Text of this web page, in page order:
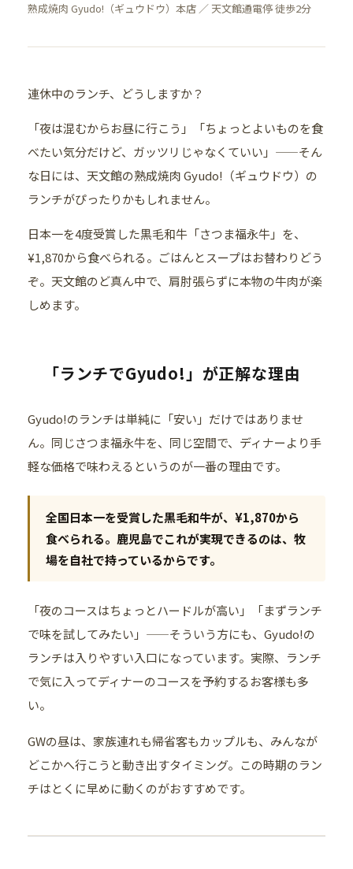
熟成焼肉 Gyudo!（ギュウドウ）本店 ／ 天文館通電停 徒歩2分
連休中のランチ、どうしますか？
「夜は混むからお昼に行こう」「ちょっとよいものを食
べたい気分だけど、ガッツリじゃなくていい」——そん
な日には、天文館の熟成焼肉 Gyudo!（ギュウドウ）の
ランチがぴったりかもしれません。
日本一を4度受賞した黒毛和牛「さつま福永牛」を、
¥1,870から食べられる。ごはんとスープはお替わりどう
ぞ。天文館のど真ん中で、肩肘張らずに本物の牛肉が楽
しめます。
「ランチでGyudo!」が正解な理由
Gyudo!のランチは単純に「安い」だけではありませ
ん。同じさつま福永牛を、同じ空間で、ディナーより手
軽な価格で味わえるというのが一番の理由です。
全国日本一を受賞した黒毛和牛が、¥1,870から
食べられる。鹿児島でこれが実現できるのは、牧
場を自社で持っているからです。
「夜のコースはちょっとハードルが高い」「まずランチ
で味を試してみたい」——そういう方にも、Gyudo!の
ランチは入りやすい入口になっています。実際、ランチ
で気に入ってディナーのコースを予約するお客様も多
い。
GWの昼は、家族連れも帰省客もカップルも、みんなが
どこかへ行こうと動き出すタイミング。この時期のラン
チはとくに早めに動くのがおすすめです。